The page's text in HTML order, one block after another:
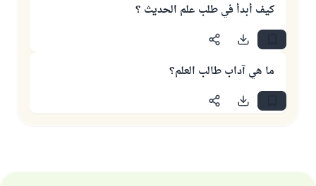
كيف أبدأ في طلب علم الحديث ؟
ما هي آداب طالب العلم؟